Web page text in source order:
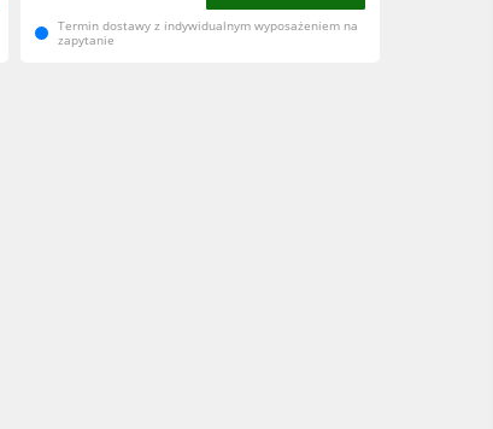
Termin dostawy z indywidualnym wyposażeniem na
zapytanie